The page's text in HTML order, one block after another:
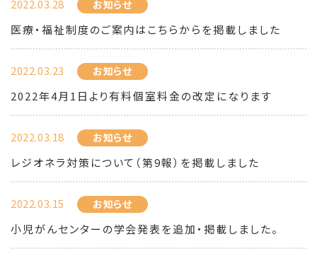
2022.03.28 お知らせ
医療・福祉制度のご案内はこちらからを掲載しました
2022.03.23 お知らせ
2022年4月1日より有料個室料金の改定になります
2022.03.18 お知らせ
レジオネラ対策について（第9報）を掲載しました
2022.03.15 お知らせ
小児がんセンターの学会発表を追加・掲載しました。